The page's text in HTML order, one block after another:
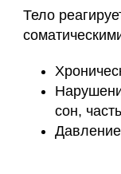
Тело
сон,